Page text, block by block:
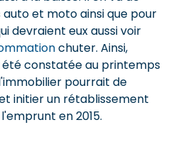
et moto ainsi que pour
devraient eux aussi voir
chuter. Ainsi,
constatée au printemps
pourrait de
initier un rétablissement
en 2015.